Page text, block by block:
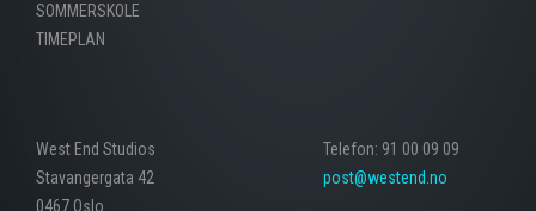
SOMMERSKOLE
TIMEPLAN
West End Studios
Stavangergata 42
0467 Oslo
Telefon: 91 00 09 09
post@westend.no